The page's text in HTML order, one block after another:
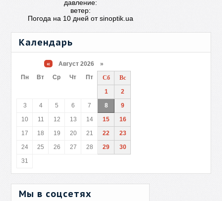
давление:
ветер:
Погода на 10 дней отsinoptik.ua
Календарь
« Август 2026 »
Пн
Вт Ср Чт Пт Сб
Вс
1
2
3
4 5 6 7 8
9
10
11 12 13 14 15
16
17
18 19 20 21 22
23
24
25 26 27 28 29
30
31
Мы в соцсетях